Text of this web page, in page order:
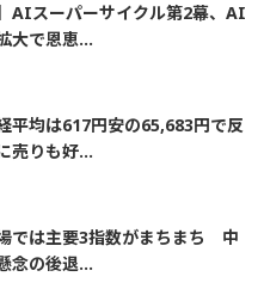
AIスーパーサイクル第2幕、AI
大で恩恵...
平均は617円安の65,683円で反
売りも好...
場では主要3指数がまちまち 中
念の後退...